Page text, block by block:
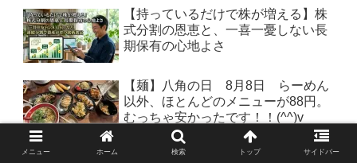
【持っているだけで株が増える】株
式分割の恩恵と、一喜一憂しない長
期保有の心地よさ
【麺】八角の日 8月8日 らーめん
以外、ほとんどのメニューが88円。
むっちゃ安かったです！！(^^)v
メニュー ホーム 検索 トップ サイドバー